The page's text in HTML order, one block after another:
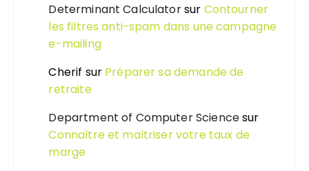
Determinant Calculatorsur Contourner
les filtres anti-spam dans une campagne
e-mailing
Cherif sur Préparer sa demande de
retraite
Department of Computer Sciencesur
Connaître et maîtriser votre taux de
marge